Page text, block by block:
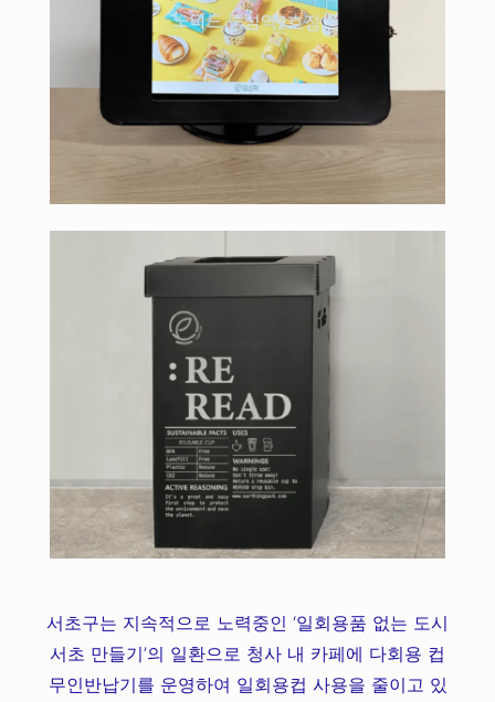
​서초구는 지속적으로 노력중인 ‘일회용품 없는 도시
서초 만들기’의 일환으로 청사 내 카페에 다회용 컵
무인반납기를 운영하여 일회용컵 사용을 줄이고 있